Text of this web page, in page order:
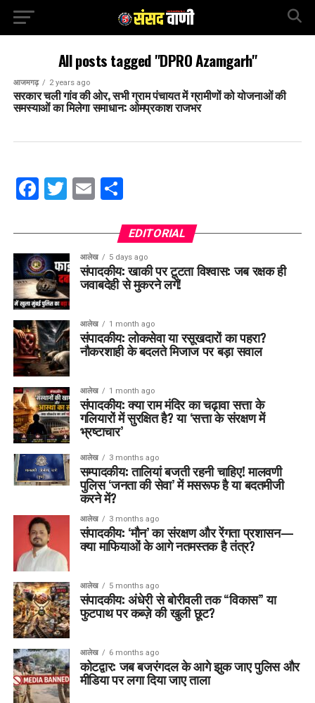
All posts tagged "DPRO Azamgarh"
आजमगढ़ 2 years ago
सरकार चली गांव की ओर, सभी ग्राम पंचायत में ग्रामीणों को योजनाओं की
समस्याओं का मिलेगा समाधान: ओमप्रकाश राजभर
Facebook
Twitter
EmailShare
EDITORIAL
आलेख 5 days ago
संपादकीय: खाकी पर टूटता विश्वास: जब रक्षक ही
जवाबदेही से मुकरने लगें!
आलेख 1 month ago
संपादकीय: लोकसेवा या रसूखदारों का पहरा?
नौकरशाही के बदलते मिजाज पर बड़ा सवाल
आलेख 1 month ago
संपादकीय: क्या राम मंदिर का चढ़ावा सत्ता के
गलियारों में सुरक्षित है? या ‘सत्ता के संरक्षण में
भ्रष्टाचार’
आलेख 3 months ago
सम्पादकीय: तालियां बजती रहनी चाहिए! मालवणी
पुलिस ‘जनता की सेवा’ में मसरूफ है या बदतमीजी
करने में?
आलेख 3 months ago
संपादकीय: ‘मौन’ का संरक्षण और रेंगता प्रशासन—
क्या माफियाओं के आगे नतमस्तक है तंत्र?
आलेख 5 months ago
संपादकीय: अंधेरी से बोरीवली तक “विकास” या
फुटपाथ पर कब्ज़े की खुली छूट?
आलेख 6 months ago
कोटद्वार: जब बजरंगदल के आगे झुक जाए पुलिस और
मीडिया पर लगा दिया जाए ताला